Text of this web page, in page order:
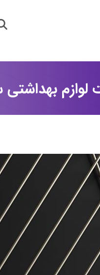
بهداشتی